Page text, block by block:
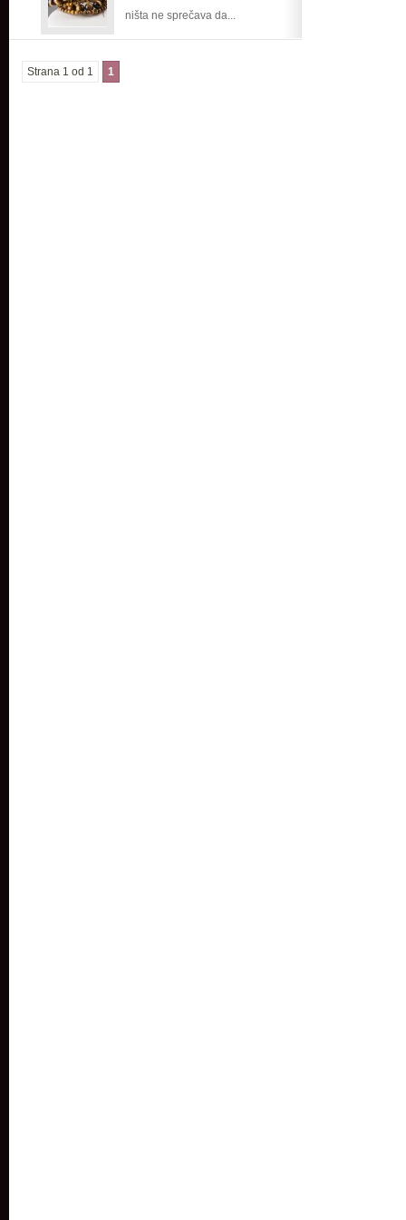
ništa ne sprečava da...
Strana 1 od 1 1